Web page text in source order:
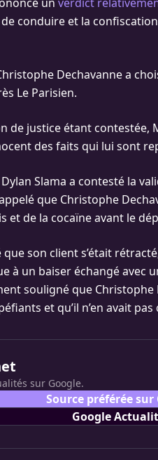
conduire et la
Dechavanne a
Le Parisien.
de justice étant contestée,
des faits qui lui sont
Slama a contesté la
que Christophe
et de la cocaïne avant le
que son client s’était
à un baiser échangé avec
souligné que Christophe
et qu’il n’en avait
sur Google.
Source préférée sur
Google